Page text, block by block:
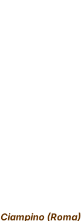
Ciampino (Roma)